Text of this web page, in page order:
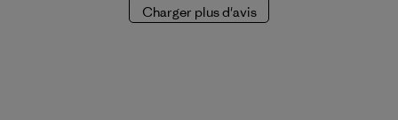
Charger plus d'avis